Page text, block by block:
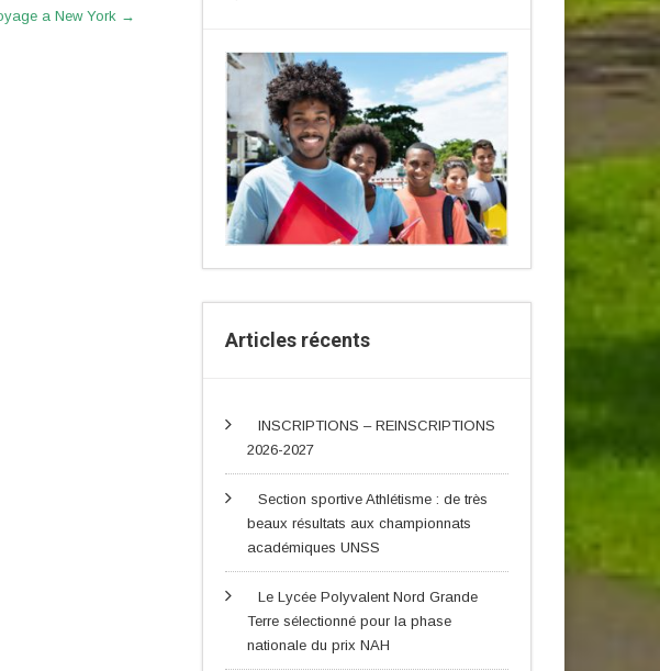
a New York →
Articles récents
INSCRIPTIONS – REINSCRIPTIONS
2026-2027
Section sportive Athlétisme : de très
beaux résultats aux championnats
académiques UNSS
Le Lycée Polyvalent Nord Grande
Terre sélectionné pour la phase
nationale du prix NAH